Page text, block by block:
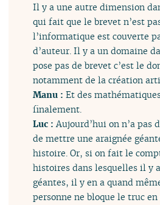
Il y a une autre dimension
qui fait que le brevet n’est
l’informatique est couverte
d’auteur. Il y a un domaine
pose pas de brevet c’est le
notamment de la création
Manu :Et des
finalement.
Luc :Aujourd’hui on n’a pas
de mettre une araignée
histoire. Or, si on fait le
histoires dans lesquelles il y
géantes, il y en a quand
personne ne bloque le truc